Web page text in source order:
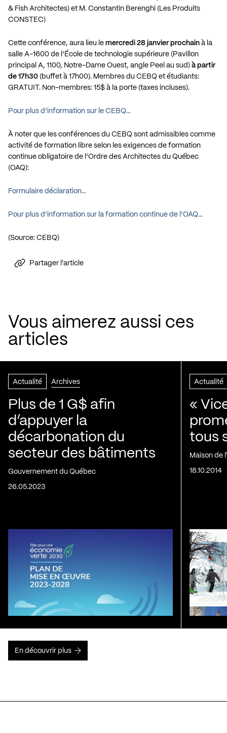
& Fish Architectes) et M. Constantin Berenghi (Les Produits
CONSTEC)
Cette conférence, aura lieu le mercredi 28 janvier prochain à la
salle A-1600 de l’École de technologie supérieure (Pavillon
principal A, 1100, Notre-Dame Ouest, angle Peel au sud) à partir
de 17h30 (buffet à 17h00). Membres du CEBQ et étudiants:
GRATUIT. Non-membres: 15$ à la porte (taxes incluses).
Pour plus d’information sur le CEBQ…
À noter que les conférences du CEBQ sont admissibles comme
activité de formation libre selon les exigences de formation
continue obligatoire de l’Ordre des Architectes du Québec
(OAQ):
Formulaire déclaration…
Pour plus d’information sur la formation continue de l’OAQ…
(Source: CEBQ)
Partager l'article
Vous aimerez aussi ces
articles
Actualité Archives
Plus de 1 G$ afin
d’appuyer la
décarbonation du
secteur des bâtiments
Gouvernement du Québec
26.05.2023
Actualité
«
tous
Maison de
18.10.2014
En découvrir plus